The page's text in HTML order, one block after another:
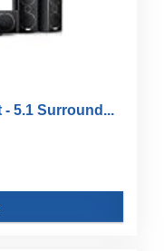
- 5.1 Surround...